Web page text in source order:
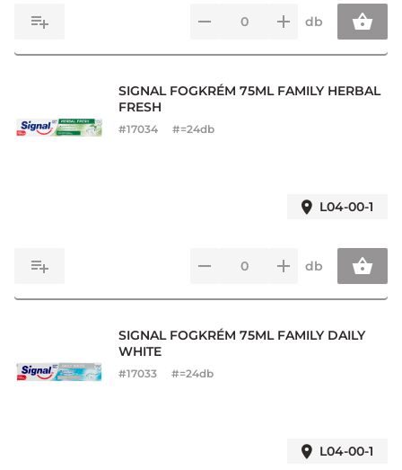
db
SIGNAL FOGKRÉM 75ML FAMILY HERBAL
FRESH
#17034 #=24db
L04-00-1
db
SIGNAL FOGKRÉM 75ML FAMILY DAILY
WHITE
#17033 #=24db
L04-00-1